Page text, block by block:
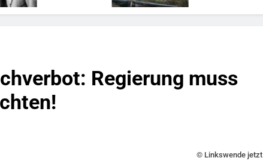
Nordafrika?
Regierung muss
© Linkswende jetzt